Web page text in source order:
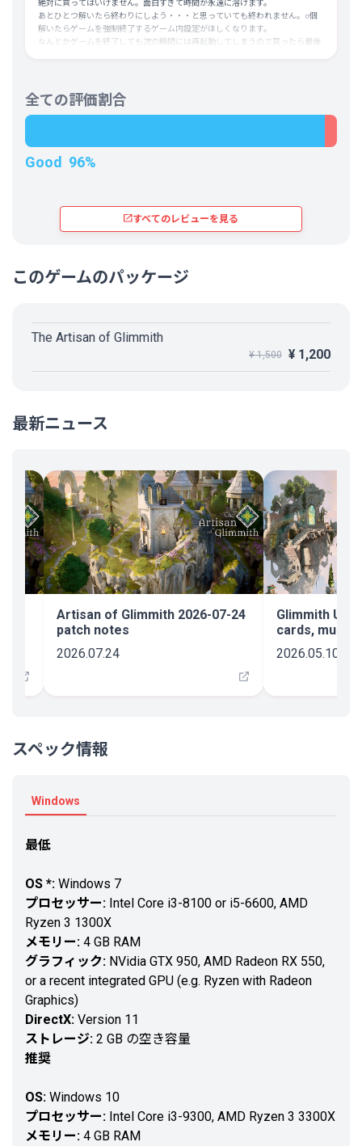
絶対に買ってはいけません。面白すぎて時間が永遠に溶けます。
あとひとつ解いたら終わりにしよう・・・と思っていても終われません。○個
解いたらゲームを強制終了するゲーム内設定がほしくなります。
なんとかゲームを終了しても次の瞬間には再起動してしまうので買ったら最後
全ての評価割合
Good 96%
すべてのレビューを見る
このゲームのパッケージ
The Artisan of Glimmith
¥ 1,500 ¥ 1,200
最新ニュース
Artisan of Glimmith 2026-07-24
patch notes
2026.07.24
Glimmith
cards, music
new demo,
2026.05.10
スペック情報
Windows
最低
OS *: Windows 7
プロセッサー: Intel Core i3-8100 or i5-6600, AMD
Ryzen 3 1300X
メモリー: 4 GB RAM
グラフィック: NVidia GTX 950, AMD Radeon RX 550,
or a recent integrated GPU (e.g. Ryzen with Radeon
Graphics)
DirectX: Version 11
ストレージ: 2 GB の空き容量
推奨
OS: Windows 10
プロセッサー: Intel Core i3-9300, AMD Ryzen 3 3300X
メモリー: 4 GB RAM